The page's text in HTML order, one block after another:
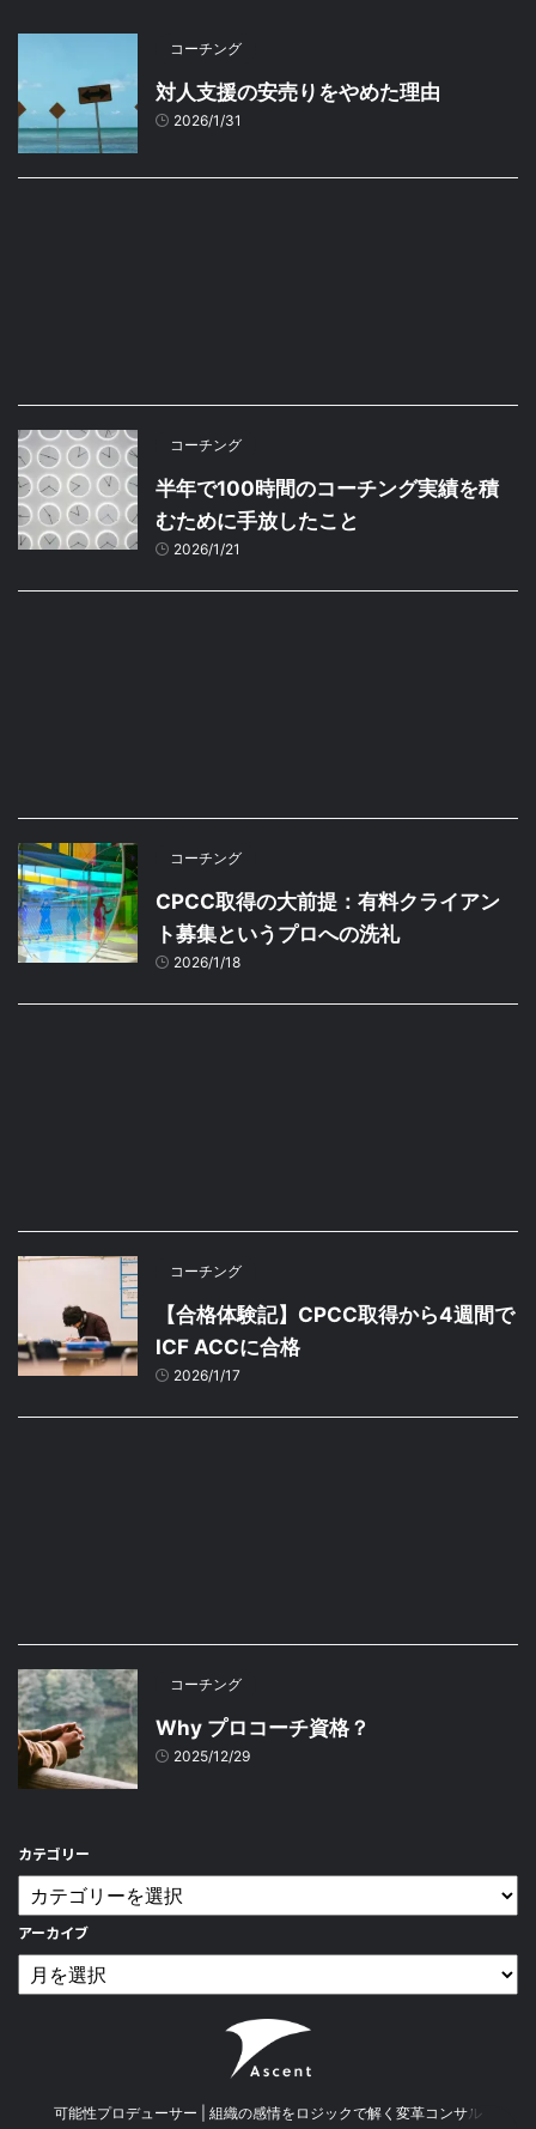
コーチング
対人支援の安売りをやめた理由
2026/1/31
コーチング
半年で100時間のコーチング実績を積
むために手放したこと
2026/1/21
コーチング
CPCC取得の大前提：有料クライアン
ト募集というプロへの洗礼
2026/1/18
コーチング
【合格体験記】CPCC取得から4週間で
ICF ACCに合格
2026/1/17
コーチング
Why プロコーチ資格？
2025/12/29
カテゴリー
アーカイブ
可能性プロデューサー | 組織の感情をロジックで解く変革コンサル